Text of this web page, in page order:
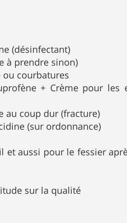
(désinfectant)
à prendre sinon)
courbatures
+ Crème pour les
au coup dur (fracture)
(sur ordonnance)
et aussi pour le fessier
sur la qualité